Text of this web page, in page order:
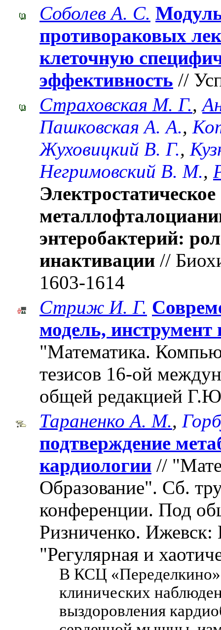
Соболев А. С.
противораковых
клеточную
эффективность //
Страховская М. Г.,
Пашковская А. А.,
Жуховицкий В. Г.,
Негримовский В. М.,
энтеробактерий:
инактивации //
1603-1614
Стриж И. Г.
модель,
"Математика.
тезисов 16-ой
общей редакцией
Тараненко А. М.,
подтверждение
кардиологии //
Образование". Cб.
конференции. Под
Ризниченко. Ижевск:
"Регулярная и
В КСЦ «Переделкино»
клинических
выздоровления